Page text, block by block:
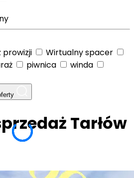
prowizji
Wirtualny spacer
piwnica
winda
Tarłów